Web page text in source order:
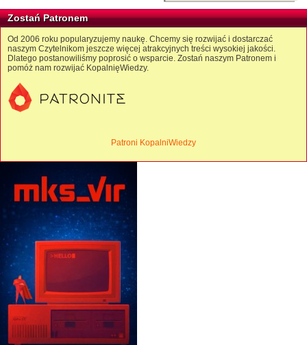
Zostań Patronem
Od 2006 roku popularyzujemy naukę. Chcemy się rozwijać i dostarczać
naszym Czytelnikom jeszcze więcej atrakcyjnych treści wysokiej jakości.
Dlatego postanowiliśmy poprosić o wsparcie. Zostań naszym Patronem i
pomóż nam rozwijać KopalnięWiedzy.
Patroni KopalniWiedzy